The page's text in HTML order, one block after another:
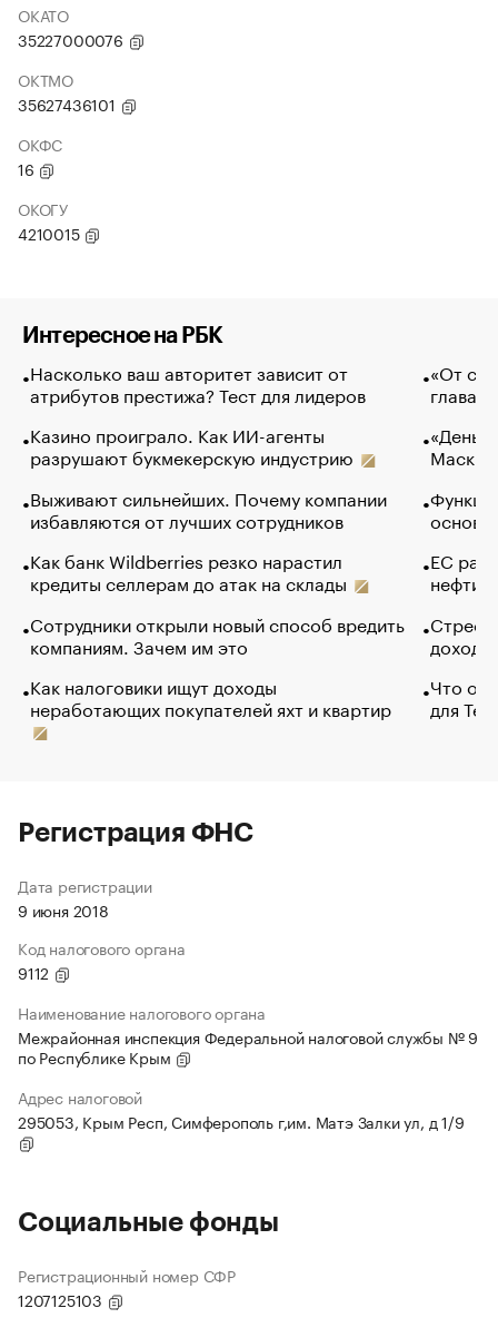
ОКАТО
35227000076
ОКТМО
35627436101
ОКФС
16
ОКОГУ
4210015
Интересное на РБК
Насколько ваш авторитет зависит от
атрибутов престижа? Тест для лидеров
Казино проиграло. Как ИИ-агенты
разрушают букмекерскую индустрию
Выживают сильнейших. Почему компании
избавляются от лучших сотрудников
Как банк Wildberries резко нарастил
кредиты селлерам до атак на склады
Сотрудники открыли новый способ вредить
компаниям. Зачем им это
Как налоговики ищут доходы
неработающих покупателей яхт и квартир
«От
глава
Маск в
основ
ЕС
нефти
Что
для
Регистрация ФНС
Дата регистрации
9 июня 2018
Код налогового органа
9112
Наименование налогового органа
Межрайонная инспекция Федеральной налоговой службы № 9
по Республике Крым
Адрес налоговой
295053, Крым Респ, Симферополь г,им. Матэ Залки ул, д 1/9
Социальные фонды
Регистрационный номер СФР
1207125103